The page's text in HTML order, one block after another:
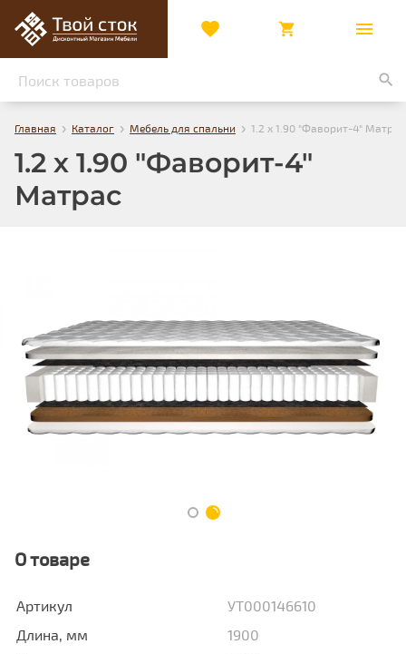
Главная › Каталог › Мебель для спальни › 1.2 х 1.90 "Фаворит-4" Матрас
1.2 х 1.90 "Фаворит-4"
Матрас
О товаре
Артикул
УТ000146610
Длина, мм
1900